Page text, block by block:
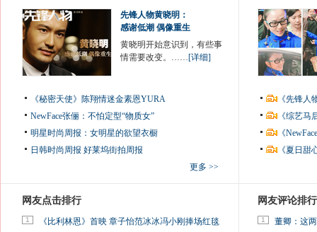
先锋人物黄晓明：
感谢低潮 偶像重生
黄晓明开始意识到，有些事
情需要改变。……[详细]
《秘密天使》陈翔情迷金素恩YURA
NewFace张俪：不怕定型“物质女”
明星时尚周报：女明星的欲望衣橱
日韩时尚周报 好莱坞街拍周报
更多 >>
《先锋
《综艺
《
《夏日
网友点击排行
1 《比利林恩》首映 章子怡范冰冰冯小刚捧场红毯
网友评论排行
1 董卿：这